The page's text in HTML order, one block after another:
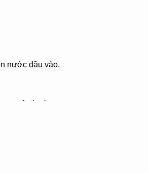
nước đầu vào.